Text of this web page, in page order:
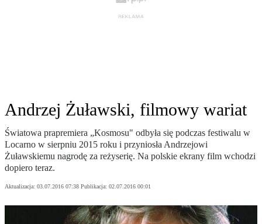
Andrzej Żuławski, filmowy wariat
Światowa prapremiera „Kosmosu" odbyła się podczas festiwalu w
Locarno w sierpniu 2015 roku i przyniosła Andrzejowi
Żuławskiemu nagrodę za reżyserię. Na polskie ekrany film wchodzi
dopiero teraz.
Aktualizacja: 03.07.2016 07:38 Publikacja: 02.07.2016 00:01